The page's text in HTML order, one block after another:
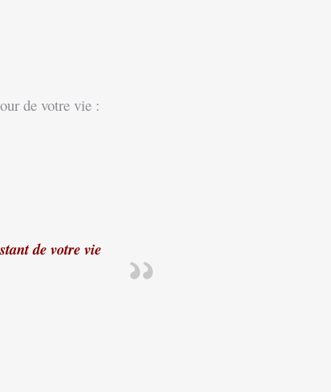
de votre vie :
de votre vie